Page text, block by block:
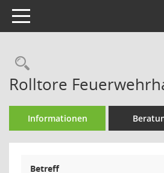
Toggle navigation
Rechercheauswahl
Rolltore
Informationen
Betreff